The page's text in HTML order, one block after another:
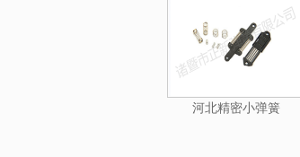
河北精密小弹簧